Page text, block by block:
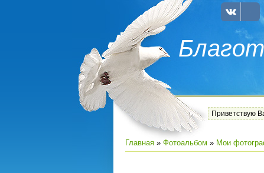
Приветствую
Главная » Фотоальбом » Мои